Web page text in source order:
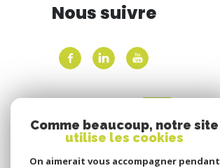
Nous suivre
Nous adhérons
Comme beaucoup, notre site
utilise les cookies
On aimerait vous accompagner pendant